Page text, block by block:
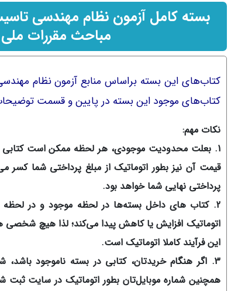
بسته کامل آزمون نظام مهندسی
مباحث مقررات
کتاب‌های موجود این بسته در پایین و قسمت
نکات مهم:
1. بعلت محدودیت موجودی، هر لحظه ممکن است کتابی
قیمت آن نیز بطور اتوماتیک از مبلغ پرداختی شما کسر
پرداختی نهایی شما خواهد بود.
2. کتاب های داخل بسته‌ها در لحظه موجود و در
اتوماتیک افزایش یا کاهش پیدا می‌کند؛ لذا هیچ شخصی
این فرآیند کاملا اتوماتیک است.
3. اگر هنگام خریدتان، کتابی در بسته ناموجود
همچنین شماره موبایل‌تان بطور اتوماتیک در سایت